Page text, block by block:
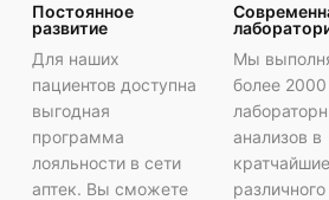
Постоянное
развитие
Для наших
пациентов доступна
выгодная
программа
лояльности в сети
аптек. Вы сможете
Мы
более
анализов в